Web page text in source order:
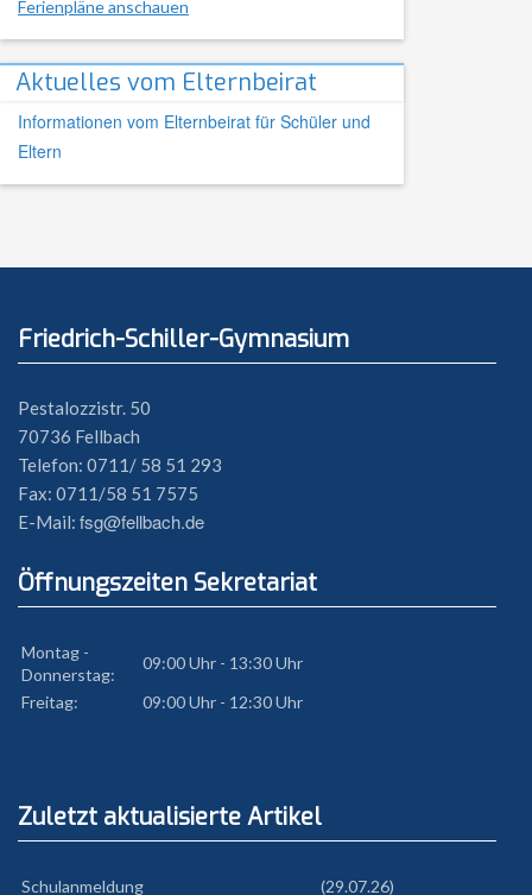
Ferienpläne anschauen
Aktuelles vom Elternbeirat
Informationen vom Elternbeirat für Schüler und
Eltern
Friedrich-Schiller-Gymnasium
Pestalozzistr. 50
70736 Fellbach
Telefon: 0711/ 58 51 293
Fax: 0711/58 51 7575
E-Mail: fsg@fellbach.de
Öffnungszeiten Sekretariat
Montag -
Donnerstag:
09:00 Uhr - 13:30 Uhr
Freitag:
09:00 Uhr - 12:30 Uhr
Zuletzt aktualisierte Artikel
Schulanmeldung (29.07.26)